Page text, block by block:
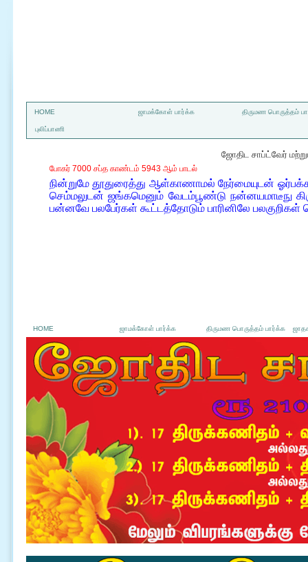
HOME ஜாமக்கோள் பார்க்க திருமண பொருத்தம்
புலிப்பாணி
ஜோதிட சாப்ட்வேர்
போகர் 7000 சப்த காண்டம் 5943 ஆம் பாடல்
நின்றுமே தூதுரைத்து ஆள்காணாமல் நேர்மையுடன்
செம்மலுடன் ஜங்கமெனும் வேடம்பூண்டு நன்னயமாடீநு
பன்னவே பலபேர்கள் கூட்டத்தோடும் பாரினிலே
HOME ஜாமக்கோள் பார்க்க திருமண பொருத்தம் பார்க்க